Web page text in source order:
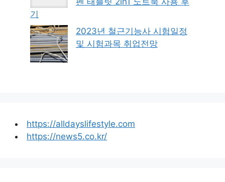
기
2023년 철근기능사 시험일정
및 시험과목 취업전망
https://alldayslifestyle.com
https://news5.co.kr/